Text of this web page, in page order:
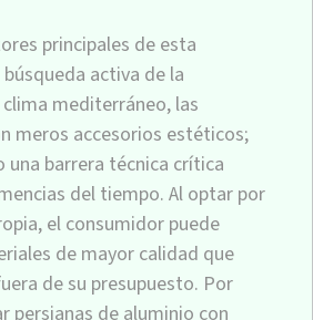
principales de esta
activa de la
mediterráneo, las
meros accesorios estéticos;
una barrera técnica crítica
del tiempo. Al optar por
el consumidor puede
de mayor calidad que
de su presupuesto. Por
persianas de aluminio con